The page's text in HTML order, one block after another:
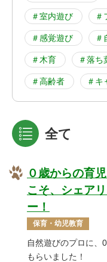
＃室内遊び ＃
＃感覚遊び ＃
＃木育 ＃落ち
＃高齢者 ＃キ
全て
０歳からの育
こそ、シェア
ー！
保育・幼児教育
自然遊びのプロに、
もらいました！